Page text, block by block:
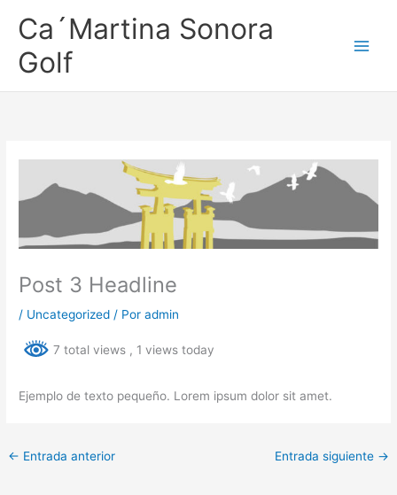
Ca´Martina Sonora
Golf
Post 3 Headline
/ Uncategorized / Poradmin
7 total views , 1 views today
Ejemplo de texto pequeño. Lorem ipsum dolor sit amet.
← Entrada anterior Entrada siguiente →